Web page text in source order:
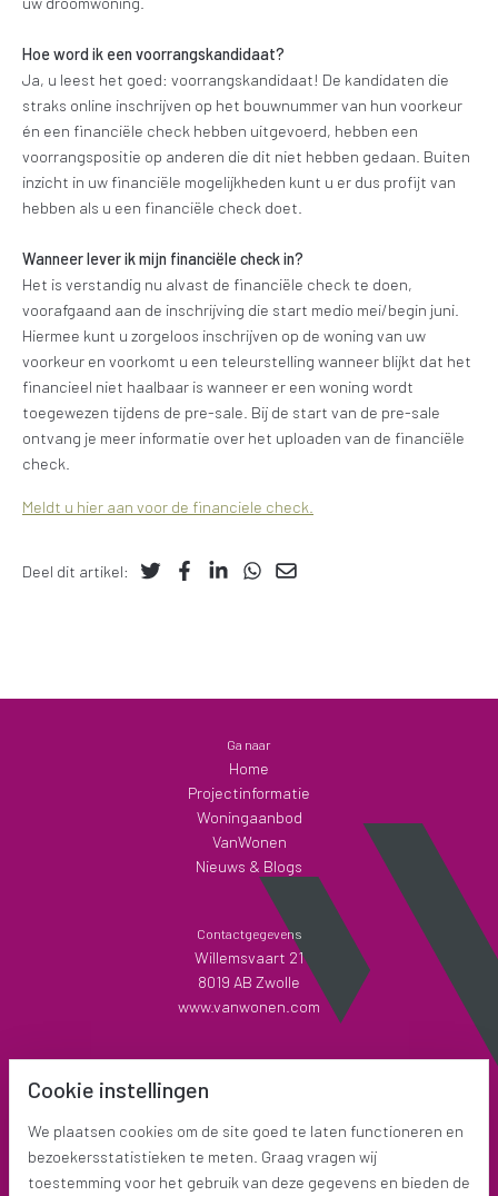
Hoe word ik een voorrangskandidaat?
Ja, u leest het goed: voorrangskandidaat! De kandidaten die
straks online inschrijven op het bouwnummer van hun voorkeur
én een financiële check hebben uitgevoerd, hebben een
voorrangspositie op anderen die dit niet hebben gedaan. Buiten
inzicht in uw financiële mogelijkheden kunt u er dus profijt van
hebben als u een financiële check doet.
Wanneer lever ik mijn financiële check in?
Het is verstandig nu alvast de financiële check te doen,
voorafgaand aan de inschrijving die start medio mei/begin juni.
Hiermee kunt u zorgeloos inschrijven op de woning van uw
voorkeur en voorkomt u een teleurstelling wanneer blijkt dat het
financieel niet haalbaar is wanneer er een woning wordt
toegewezen tijdens de pre-sale. Bij de start van de pre-sale
ontvang je meer informatie over het uploaden van de financiële
check.
Meldt u hier aan voor de financiele check.
Deel dit artikel:
Ga naar
Home
Projectinformatie
Woningaanbod
VanWonen
Nieuws & Blogs
Contactgegevens
Willemsvaart 21
8019 AB Zwolle
www.vanwonen.com
Inloggen
Cookie instellingen
We plaatsen cookies om de site goed te laten functioneren en
bezoekersstatistieken te meten. Graag vragen wij
toestemming voor het gebruik van deze gegevens en bieden de